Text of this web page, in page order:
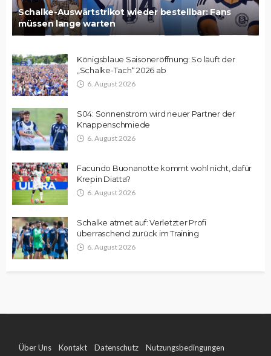
Schalke-Auswärtstrikot wieder bestellbar: Fans
müssen lange warten
Königsblaue Saisoneröffnung: So läuft der
„Schalke-Tach“ 2026 ab
6. August 2026
S04: Sonnenstrom wird neuer Partner der
Knappenschmiede
6. August 2026
Facundo Buonanotte kommt wohl nicht, dafür
Krepin Diatta?
6. August 2026
Schalke atmet auf: Verletzter Profi
überraschend zurück im Training
6. August 2026
Über Uns Kontakt Datenschutz Nutzungsbedingungen